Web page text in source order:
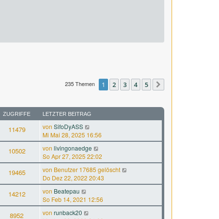
235 Themen 1 2 3 4 5
ZUGRIFFE LETZTER BEITRAG
11479 von SifoDyASS
Mi Mai 28, 2025 16:56
10502 von livingonaedge
So Apr 27, 2025 22:02
19465 von Benutzer 17685 gelöscht
Do Dez 22, 2022 20:43
14212 von Beatepau
So Feb 14, 2021 12:56
8952 von runback20